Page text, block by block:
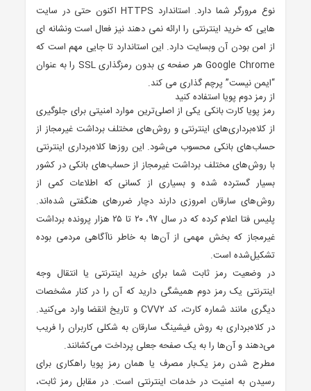
نوع مرورگر شما دارد. استاندارد HTTPS اکنون حتی در سایت
هایی که خرید اینترنتی را ارائه نمی دهند نیز فعال است ونشانه ای
از امن بودن آن وبسایت دارد. این استاندارد تا جایی مهم است که
Google Chrome هر صفحه ی بدون رمزگذاری SSL را به عنوان
“ایمن نیست” پرچم گذاری می کند.
از رمز دوم پویا استفاده کنید
رمز پویا کارت بانکی یکی از اصلی‌ترین موارد امنیتی برای جلوگیری
از کلاه‌برداری‌های اینترنتی و روش‌های مختلف برداشت غیرمجاز از
حساب‌های بانکی محسوب می‌شود. این روز‌ها کلاه‌برداری اینترنتی
با روش‌های مختلف برداشت غیرمجاز از حساب‌های بانکی در کشور
بسیار گسترده شده و بسیاری از کسانی که اطلاعات کمی از
روش‌های سارقان امروزی دارند دچار ضرر‌های هنگفتی شده‌اند.
پلیس فتا اعلام کرده که در سال ۹۷، ۲۰ تا ۲۵ هزار پرونده برداشت
غیرمجاز که بخش مهمی از آن‌ها به خاطر ناآگاهی مردمی بوده
تشکیل‌شده است.
در وضعیت رمز ثابت شما برای خرید اینترنتی یا انتقال وجه
اینترنتی یک رمز دوم همیشگی دارید که آن را در کنار مشخصات
دیگری مانند شماره کارت، کد CVV۲ و تاریخ انقضا وارد می‌کنید.
در کلاه‌برداری به روش فیشینگ سارقان به شکلی کاربران را فریب
می‌دهند و آن‌ها را به یک صفحه جعلی پرداخت می‌کشانند.
مطرح شدن رمز یک‌بار مصرف یا همان رمز پویا راهکاری برای
رسیدن به امنیت در خدمات اینترنتی است. در مقابل رمز ثابت،